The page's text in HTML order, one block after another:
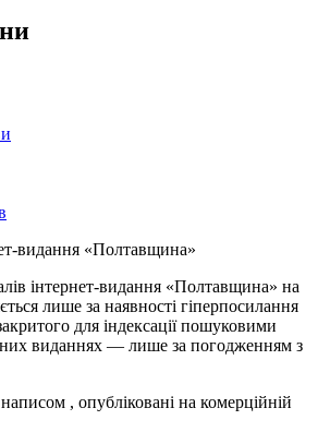
видання «Полтавщина»
інтернет-видання «Полтавщина» на
лише за наявності гіперпосилання
для індексації пошуковими
виданнях — лише за погодженням з
написом , опубліковані на комерційній